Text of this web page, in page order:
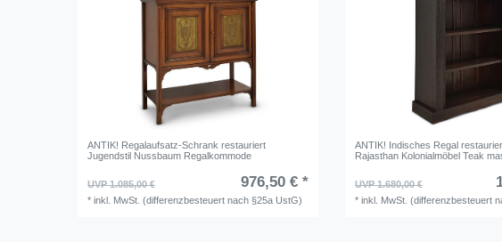
ANTIK! Regalaufsatz-Schrank restauriert
Jugendstil Nussbaum Regalkommode
UVP 1.085,00 € 976,50 € *
*inkl. MwSt. (differenzbesteuert nach §25a UstG)
ANTIK! Indisches Regal
Rajasthan Kolonialmöbel Teak
UVP 1.680,00 €
*inkl. MwSt. (differenzbesteuert